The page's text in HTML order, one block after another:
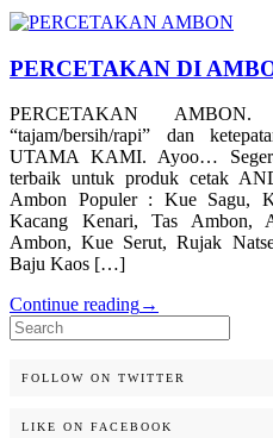
PERCETAKAN DI
PERCETAKAN
“tajam/bersih/rapi” dan
UTAMA KAMI. Ayoo…
terbaik untuk produk cetak
Ambon Populer : Kue Sagu,
Kacang Kenari, Tas Ambon,
Ambon, Kue Serut, Rujak
Baju Kaos […]
Continue reading→
Search
for:
FOLLOW ON TWITTER
LIKE ON FACEBOOK